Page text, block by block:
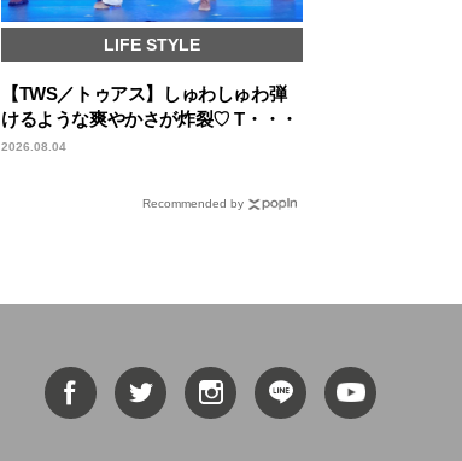
LIFE STYLE
【TWS／トゥアス】しゅわしゅわ弾
けるような爽やかさが炸裂♡ T・・・
2026.08.04
Recommended by